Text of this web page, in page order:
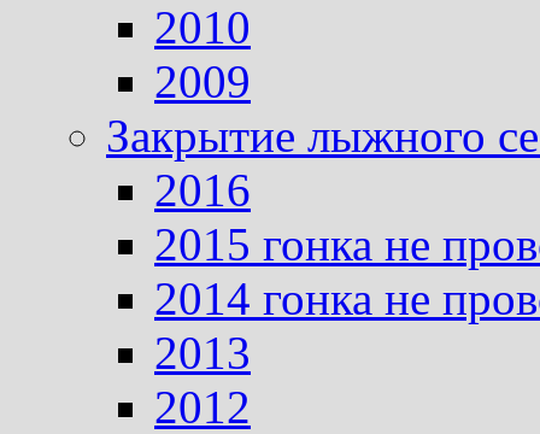
2010
2009
Закрытие лыжного
2016
2015 гонка не
2014 гонка не
2013
2012